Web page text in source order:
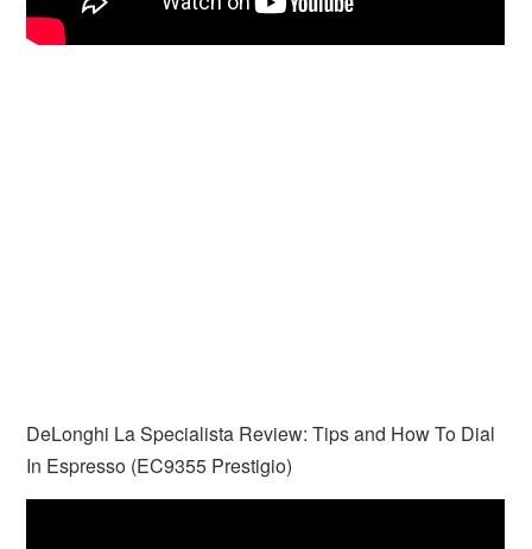
DeLonghi La Specialista Review: Tips and How To Dial
In Espresso (EC9355 Prestigio)